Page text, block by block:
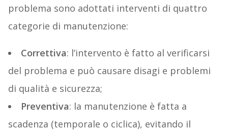
problema sono adottati interventi di quattro
categorie di manutenzione:
Correttiva: l’intervento è fatto al verificarsi
del problema e può causare disagi e problemi
di qualità e sicurezza;
Preventiva: la manutenzione è fatta a
scadenza (temporale o ciclica), evitando il